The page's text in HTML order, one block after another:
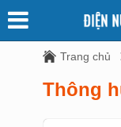
Trang chủ
Thông